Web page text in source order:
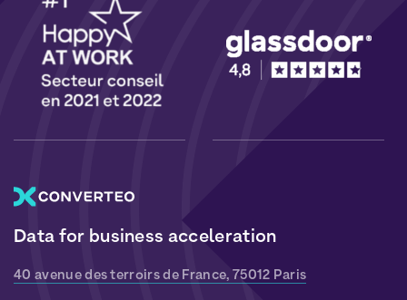
Data for business acceleration
40 avenue des terroirs de France, 75012 Paris